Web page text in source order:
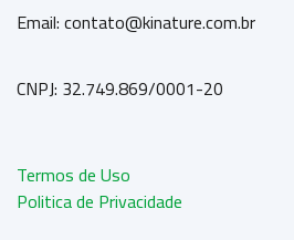
Email: contato@kinature.com.br
CNPJ: 32.749.869/0001-20
Termos de Uso
Politica de Privacidade